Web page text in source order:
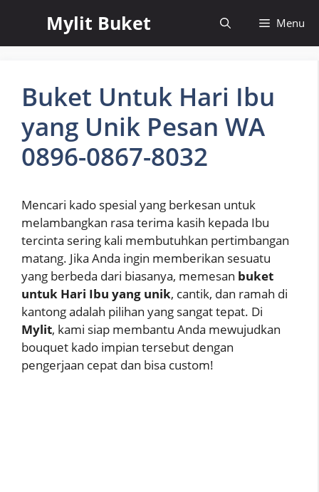
content
Mylit Buket Menu
Buket Untuk Hari Ibu
yang Unik Pesan WA
0896-0867-8032
Mencari kado spesial yang berkesan untuk
melambangkan rasa terima kasih kepada Ibu
tercinta sering kali membutuhkan pertimbangan
matang. Jika Anda ingin memberikan sesuatu
yang berbeda dari biasanya, memesan buket
untuk Hari Ibu yang unik, cantik, dan ramah di
kantong adalah pilihan yang sangat tepat. Di
Mylit, kami siap membantu Anda mewujudkan
bouquet kado impian tersebut dengan
pengerjaan cepat dan bisa custom!